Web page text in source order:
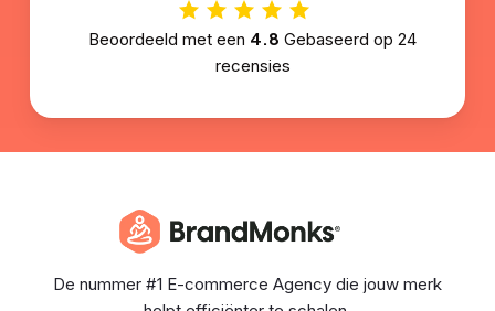
Beoordeeld met een 4.8 Gebaseerd op24
recensies
De nummer #1 E-commerce Agency die jouw merk